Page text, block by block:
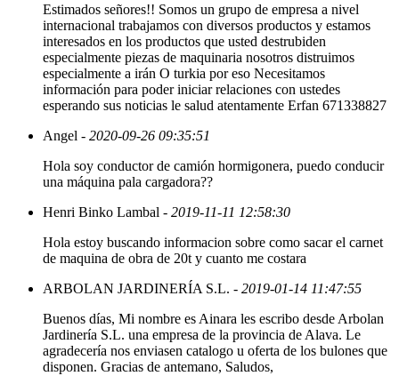
Estimados señores!! Somos un grupo de empresa a nivel
internacional trabajamos con diversos productos y estamos
interesados en los productos que usted destrubiden
especialmente piezas de maquinaria nosotros distruimos
especialmente a irán O turkia por eso Necesitamos
información para poder iniciar relaciones con ustedes
esperando sus noticias le salud atentamente Erfan 671338827
Angel - 2020-09-26 09:35:51
Hola soy conductor de camión hormigonera, puedo conducir
una máquina pala cargadora??
Henri Binko Lambal - 2019-11-11 12:58:30
Hola estoy buscando informacion sobre como sacar el carnet
de maquina de obra de 20t y cuanto me costara
ARBOLAN JARDINERÍA S.L. - 2019-01-14 11:47:55
Buenos días, Mi nombre es Ainara les escribo desde Arbolan
Jardinería S.L. una empresa de la provincia de Alava. Le
agradecería nos enviasen catalogo u oferta de los bulones que
disponen. Gracias de antemano, Saludos,